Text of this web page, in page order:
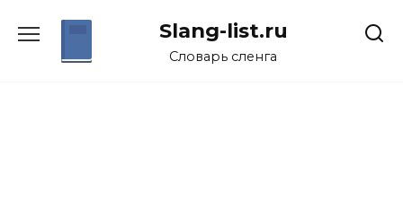
Slang-list.ru
Словарь сленга